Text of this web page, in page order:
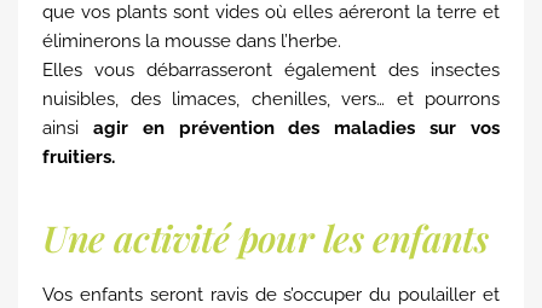
que vos plants sont vides où elles aéreront la terre et
éliminerons la mousse dans l’herbe.
Elles vous débarrasseront également des insectes
nuisibles, des limaces, chenilles, vers… et pourrons
ainsi agir en prévention des maladies sur vos
fruitiers.
Une activité pour les enfants
Vos enfants seront ravis de s’occuper du poulailler et